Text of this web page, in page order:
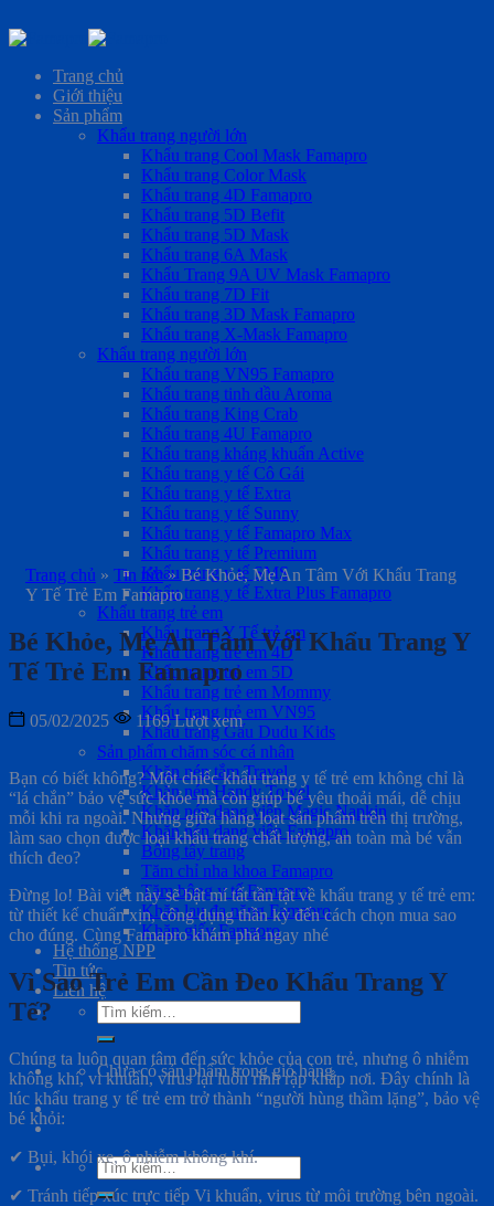
Skip
contentTrang chủ
Giới thiệu
Sản phẩm
Khẩu trang người lớn
Khẩu trang Cool Mask Famapro
Khẩu trang Color Mask
Khẩu trang 4D Famapro
Khẩu trang 5D Befit
Khẩu trang 5D Mask
Khẩu trang 6A Mask
Khẩu Trang 9A UV Mask Famapro
Khẩu trang 7D Fit
Khẩu trang 3D Mask Famapro
Khẩu trang X-Mask Famapro
Khẩu trang người lớn
Khẩu trang VN95 Famapro
Khẩu trang tinh dầu Aroma
Khẩu trang King Crab
Khẩu trang 4U Famapro
Khẩu trang kháng khuẩn Active
Khẩu trang y tế Cô Gái
Khẩu trang y tế Extra
Khẩu trang y tế Sunny
Khẩu trang y tế Famapro Max
Khẩu trang y tế Premium
Khẩu trang y tế SMS
Khẩu trang y tế Extra Plus Famapro
Khẩu trang trẻ em
Khẩu trang Y Tế trẻ em
Khẩu trang trẻ em 4D
Khẩu trang trẻ em 5D
Khẩu trang trẻ em Mommy
Khẩu trang trẻ em VN95
Khẩu trang Gấu Dudu Kids
Sản phẩm chăm sóc cá nhân
Khăn nén tắm Travel
Khăn nén Handy Towel
Khăn nén dạng viên Magic Napkin
Khăn nén dạng viên Famapro
Bông tẩy trang
Tăm chỉ nha khoa Famapro
Tăm bông y tế Famapro
Khăn lau đa năng Famapro
Khăn giấy Famapro
Hệ thống NPP
Tin tức
Liên hệ
Tìm
kiếm:
Chưa có sản phẩm trong giỏ hàng.
Tìm
kiếm:
Trang chủ » Tin tức»Bé Khỏe, Mẹ An Tâm Với Khẩu Trang
Y Tế Trẻ Em Famapro
Bé Khỏe, Mẹ An Tâm Với Khẩu Trang Y
Tế Trẻ Em Famapro
05/02/2025 1169 Lượt xem
Bạn có biết không? Một chiếc khẩu trang y tế trẻ em không chỉ là
“lá chắn” bảo vệ sức khỏe mà còn giúp bé yêu thoải mái, dễ chịu
mỗi khi ra ngoài. Nhưng giữa hàng loạt sản phẩm trên thị trường,
làm sao chọn được loại khẩu trang chất lượng, an toàn mà bé vẫn
thích đeo?
Đừng lo! Bài viết này sẽ bật mí tất tần tật về khẩu trang y tế trẻ em:
từ thiết kế chuẩn xịn, công dụng thần kỳ đến cách chọn mua sao
cho đúng. Cùng Famapro khám phá ngay nhé
Vì Sao Trẻ Em Cần Đeo Khẩu Trang Y
Tế?
Chúng ta luôn quan tâm đến sức khỏe của con trẻ, nhưng ô nhiễm
không khí, vi khuẩn, virus lại luôn rình rập khắp nơi. Đây chính là
lúc khẩu trang y tế trẻ em trở thành “người hùng thầm lặng”, bảo vệ
bé khỏi:
✔ Bụi, khói xe, ô nhiễm không khí.
✔ Tránh tiếp xúc trực tiếp Vi khuẩn, virus từ môi trường bên ngoài.